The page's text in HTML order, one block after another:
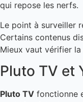
qui repose les nerfs.
Le point à surveiller
Certains contenus
Mieux vaut vérifier
Pluto TV et
Pluto TV fonctionne